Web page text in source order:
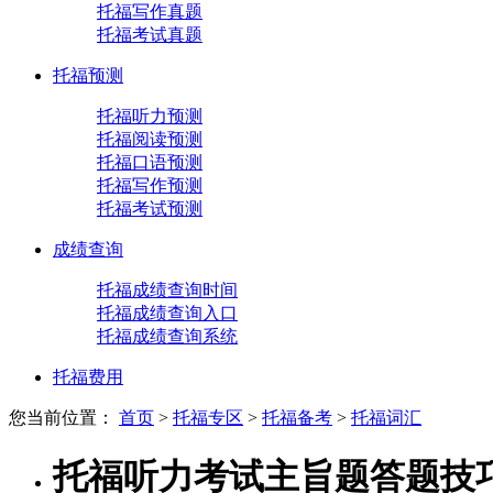
托福写作真题
托福考试真题
托福预测
托福听力预测
托福阅读预测
托福口语预测
托福写作预测
托福考试预测
成绩查询
托福成绩查询时间
托福成绩查询入口
托福成绩查询系统
托福费用
您当前位置： 首页 > 托福专区 > 托福备考 > 托福词汇
托福听力考试主旨题答题技